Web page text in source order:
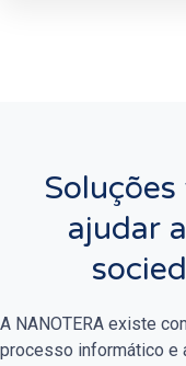
ajudar
A NANOTERA existe
processo informático e